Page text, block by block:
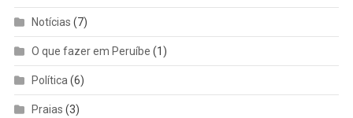
Notícias (7)
O que fazer em Peruíbe (1)
Política (6)
Praias (3)